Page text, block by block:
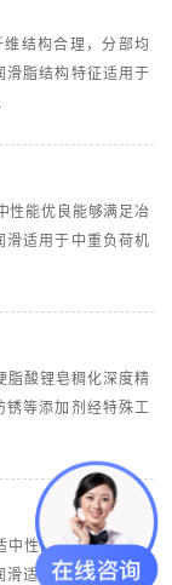
结构合理，分部均
脂结构特征适用于
性能优良能够满足冶
适用于中重负荷机
酸锂皂稠化深度精
等添加剂经特殊工
中性能优良能够满足
适用于中重负荷机